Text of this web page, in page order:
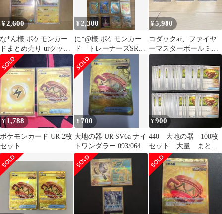
¥2,600
な*ん様 ポケモンカー
ドまとめ売り urグッ
ズ、ピカチュウ
¥2,300
に*@様 ポケモンカー
ド トレーナーズSR
UR まとめ売り
¥5,980
コダックar、ファイヤ
ーマスターボールミラ
ー、カビゴンar
¥ 1,788
ポケモンカード UR 2枚
セット
¥ 700
大地の器 UR SV6a ナイ
トワンダラー 093/064
¥900
440 大地の器 100枚
セット 大量 まとめ
売り